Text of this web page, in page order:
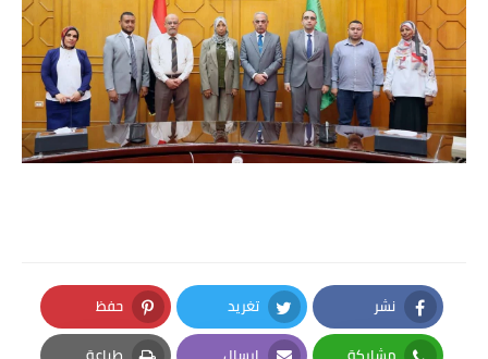
نشر
Facebook
تغريد
Twitter
حفظ
Pinterest